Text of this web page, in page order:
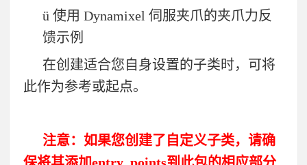
ü 使用 Dynamixel 伺服夹爪的夹爪力反
馈示例
在创建适合您自身设置的子类时，可将
此作为参考或起点。
注意：如果您创建了自定义子类，请确